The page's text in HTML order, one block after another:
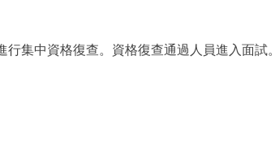
集中資格復查。資格復查通過人員進入面試。